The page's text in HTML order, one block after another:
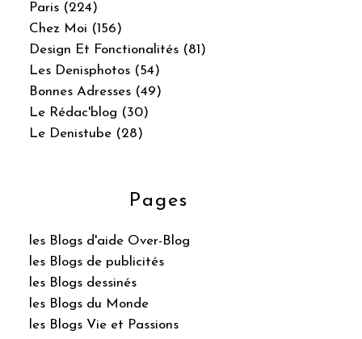
Paris (224)
Chez Moi (156)
Design Et Fonctionalités (81)
Les Denisphotos (54)
Bonnes Adresses (49)
Le Rédac'blog (30)
Le Denistube (28)
Pages
les Blogs d'aide Over-Blog
les Blogs de publicités
les Blogs dessinés
les Blogs du Monde
les Blogs Vie et Passions